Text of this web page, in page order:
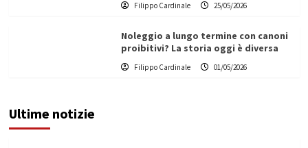
Filippo Cardinale 25/05/2026
Noleggio a lungo termine con canoni
proibitivi? La storia oggi è diversa
Filippo Cardinale 01/05/2026
Ultime notizie